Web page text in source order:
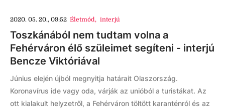
2020. 05. 20., 09:52 Életmód, interjú
Toszkánából nem tudtam volna a
Fehérváron élő szüleimet segíteni - interjú
Bencze Viktóriával
Június elején újból megnyitja határait Olaszország.
Koronavírus ide vagy oda, várják az unióból a turistákat. Az
ott kialakult helyzetről, a Fehérváron töltött karanténról és az